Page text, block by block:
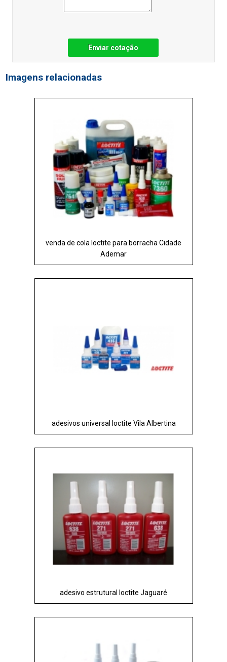
Enviar cotação
Imagens relacionadas
venda de cola loctite para borracha Cidade
Ademar
adesivos universal loctite Vila Albertina
adesivo estrutural loctite Jaguaré